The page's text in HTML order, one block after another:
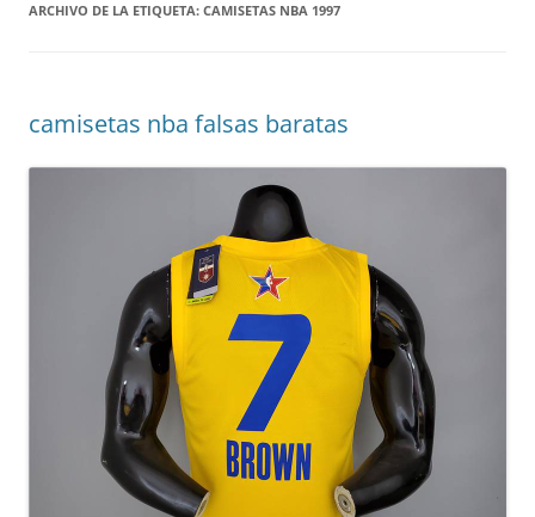
ARCHIVO DE LA ETIQUETA: CAMISETAS NBA 1997
camisetas nba falsas baratas